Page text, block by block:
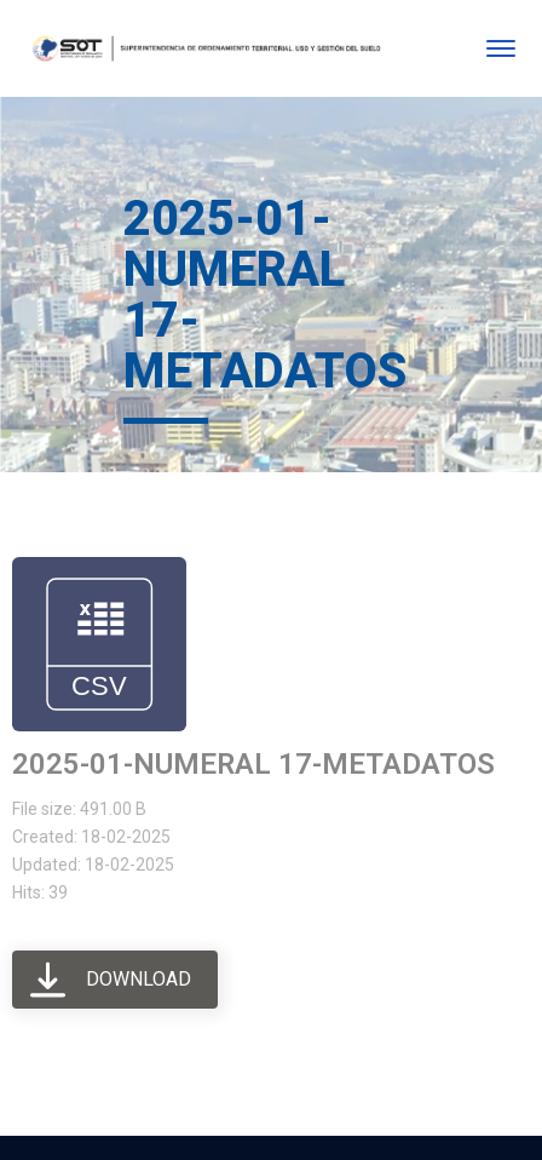
2025-01-
NUMERAL
17-
METADATOS
2025-01-NUMERAL 17-METADATOS
File size: 491.00 B
Created: 18-02-2025
Updated: 18-02-2025
Hits: 39
DOWNLOAD